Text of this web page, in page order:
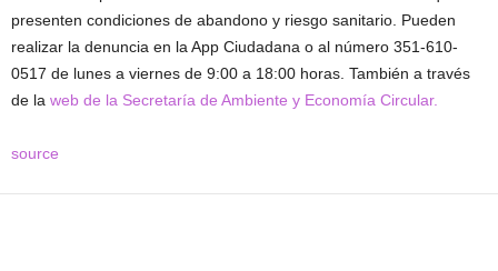
presenten condiciones de abandono y riesgo sanitario. Pueden
realizar la denuncia en la App Ciudadana o al número 351-610-
0517 de lunes a viernes de 9:00 a 18:00 horas. También a través
de la web de la Secretaría de Ambiente y Economía Circular.
source